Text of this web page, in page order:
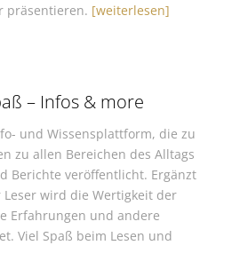
präsentieren. [weiterlesen]
– Infos & more
und Wissensplattform, die zu
zu allen Bereichen des Alltags
Berichte veröffentlicht. Ergänzt
wird die Wertigkeit der
Erfahrungen und andere
Viel Spaß beim Lesen und